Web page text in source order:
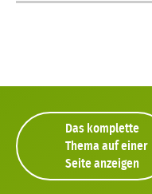
Das komplette
Thema auf einer
Seite anzeigen